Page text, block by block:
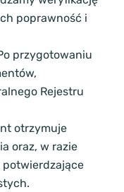
poprawność i
przygotowaniu
Rejestru
otrzymuje
oraz, w razie